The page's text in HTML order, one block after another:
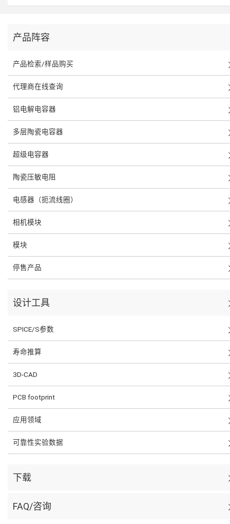
产品阵容
产品检索/样品购买
代理商在线查询
铝电解电容器
多层陶瓷电容器
超级电容器
陶瓷压敏电阻
电感器（扼流线圈）
相机模块
模块
停售产品
设计工具
SPICE/S参数
寿命推算
3D-CAD
PCB footprint
应用领域
可靠性实验数据
下载
FAQ/咨询